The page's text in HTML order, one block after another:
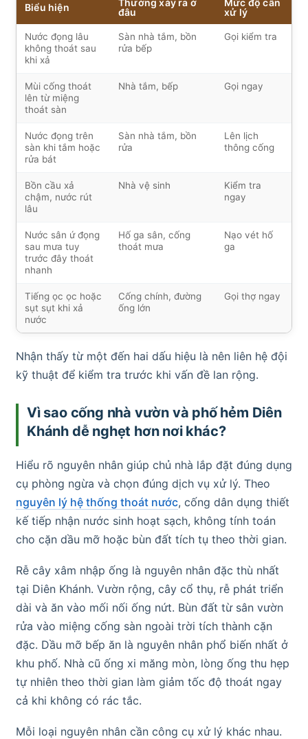
Biểu hiện
đâu
xử lý
Nước đọng lâu
không thoát sau
khi xả
Sàn nhà tắm, bồn
rửa bếp
Gọi kiểm tra
Mùi cống thoát
lên từ miệng
thoát sàn
Nhà tắm, bếp Gọi ngay
Nước đọng trên
sàn khi tắm hoặc
rửa bát
Sàn nhà tắm, bồn
rửa
Lên lịch
thông cống
Bồn cầu xả
chậm, nước rút
lâu
Nhà vệ sinh
Kiểm tra
ngay
Nước sân ứ đọng
sau mưa tuy
trước đây thoát
nhanh
Hố ga sân, cống
thoát mưa
Nạo vét hố
ga
Tiếng ọc ọc hoặc
sụt sụt khi xả
nước
Cống chính, đường
ống lớn
Gọi thợ ngay
Nhận thấy từ một đến hai dấu hiệu là nên liên hệ đội
kỹ thuật để kiểm tra trước khi vấn đề lan rộng.
Vì sao cống nhà vườn và phố hẻm Diên
Khánh dễ nghẹt hơn nơi khác?
Hiểu rõ nguyên nhân giúp chủ nhà lắp đặt đúng dụng
cụ phòng ngừa và chọn đúng dịch vụ xử lý. Theo
nguyên lý hệ thống thoát nước, cống dân dụng thiết
kế tiếp nhận nước sinh hoạt sạch, không tính toán
cho cặn dầu mỡ hoặc bùn đất tích tụ theo thời gian.
Rễ cây xâm nhập ống là nguyên nhân đặc thù nhất
tại Diên Khánh. Vườn rộng, cây cổ thụ, rễ phát triển
dài và ăn vào mối nối ống nứt. Bùn đất từ sân vườn
rửa vào miệng cống sàn ngoài trời tích thành cặn
đặc. Dầu mỡ bếp ăn là nguyên nhân phổ biến nhất ở
khu phố. Nhà cũ ống xi măng mòn, lòng ống thu hẹp
tự nhiên theo thời gian làm giảm tốc độ thoát ngay
cả khi không có rác tắc.
Mỗi loại nguyên nhân cần công cụ xử lý khác nhau.